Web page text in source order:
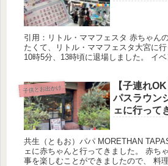
引用：リトル・ママフェスタ 赤ちゃん
たくて、リトル・ママフェスタ大宮に
10時5分、13時頃に退場しました。 イベ
子供とお出かけ
【子連れ
パスラウン
ェに行って
共生（ともお）パパ MORETHAN
ェに赤ちゃんと行ってきました。 赤ち
事を楽しむことができましたので、 料